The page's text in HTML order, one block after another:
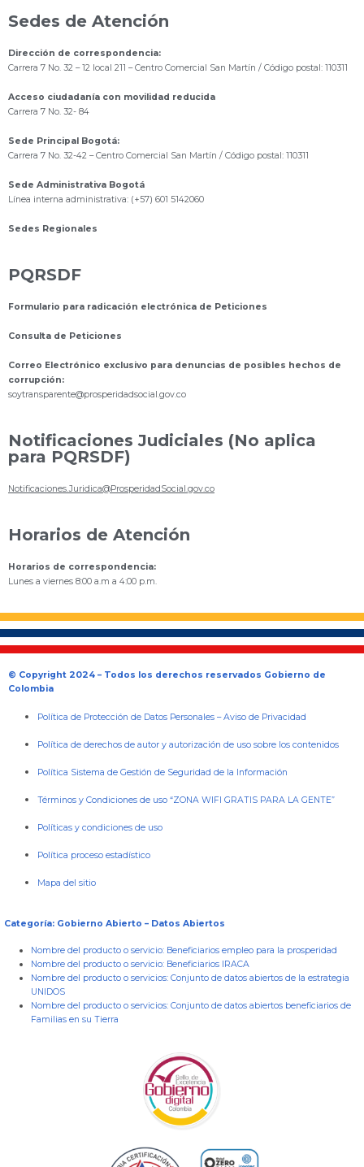
Sedes de Atención
Dirección de correspondencia:
Carrera 7 No. 32 – 12 local 211 – Centro Comercial San Martín / Código postal: 110311
Acceso ciudadanía con movilidad reducida
Carrera 7 No. 32- 84
Sede Principal Bogotá:
Carrera 7 No. 32-42 – Centro Comercial San Martín / Código postal: 110311
Sede Administrativa Bogotá
Línea interna administrativa: (+57) 601 5142060
Sedes Regionales
PQRSDF
Formulario para radicación electrónica de Peticiones
Consulta de Peticiones
Correo Electrónico exclusivo para denuncias de posibles hechos de
corrupción:
soytransparente@prosperidadsocial.gov.co
Notificaciones Judiciales (No aplica
para PQRSDF)
Notificaciones.Juridica@ProsperidadSocial.gov.co
Horarios de Atención
Horarios de correspondencia:
Lunes a viernes 8:00 a.m a 4:00 p.m.
© Copyright 2024 – Todos los derechos reservados Gobierno de
Colombia
Política de Protección de Datos Personales –Aviso de Privacidad
Política de derechos de autor y autorización de uso sobre los contenidos
Política Sistema de Gestión de Seguridad de la Información
Términos y Condiciones de uso “ZONA WIFI GRATIS PARA LA GENTE”
Políticas y condiciones de uso
Política proceso estadístico
Mapa del sitio
Categoría: Gobierno Abierto – Datos Abiertos
Nombre del producto o servicio: Beneficiarios empleo para la prosperidad
Nombre del producto o servicio: Beneficiarios IRACA
Nombre del producto o servicios: Conjunto de datos abiertos de la estrategia
UNIDOS
Nombre del producto o servicios: Conjunto de datos abiertos beneficiarios de
Familias en su Tierra